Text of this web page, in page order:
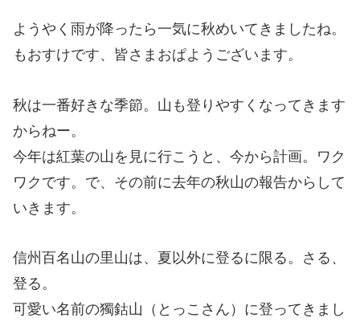
ようやく雨が降ったら一気に秋めいてきましたね。
もおすけです、皆さまおぱようございます。
秋は一番好きな季節。山も登りやすくなってきます
からねー。
今年は紅葉の山を見に行こうと、今から計画。ワク
ワクです。で、その前に去年の秋山の報告からして
いきます。
信州百名山の里山は、夏以外に登るに限る。さる、
登る。
可愛い名前の獨鈷山（とっこさん）に登ってきまし